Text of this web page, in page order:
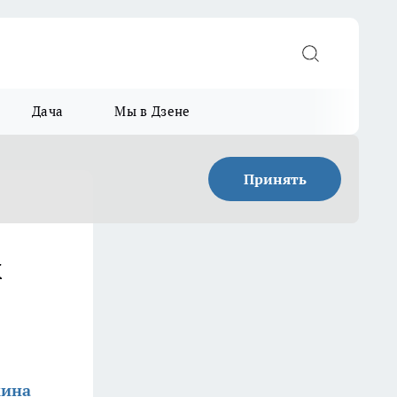
Дача Мы в Дзене
Принять